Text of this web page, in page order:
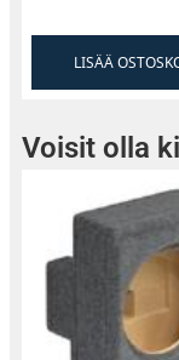
LISÄÄ
Voisit olla